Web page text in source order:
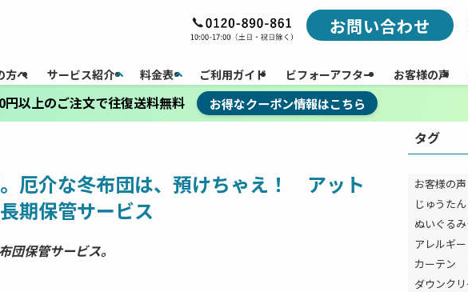
お問い合わせ
方へ サービス紹介 料金表 ご利用ガイド ビフォーアフター お客様の声
円以上のご注文で往復送料無料 お得なクーポン情報はこちら
厄介な冬布団は、預けちゃえ！ アット
期保管サービス
保管サービス。
タグ
お客様の声
じゅうた
ぬいぐる
アレルギー
カーテン
ダウンク